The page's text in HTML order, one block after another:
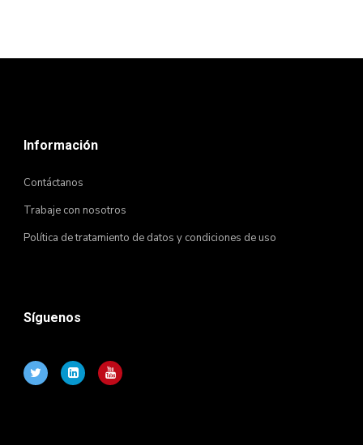
Información
Contáctanos
Trabaje con nosotros
Política de tratamiento de datos y condiciones de uso
Síguenos